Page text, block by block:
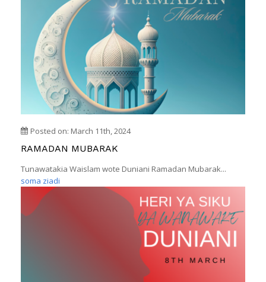
Posted on: March 11th, 2024
RAMADAN MUBARAK
Tunawatakia Waislam wote Duniani Ramadan Mubarak...
soma ziadi